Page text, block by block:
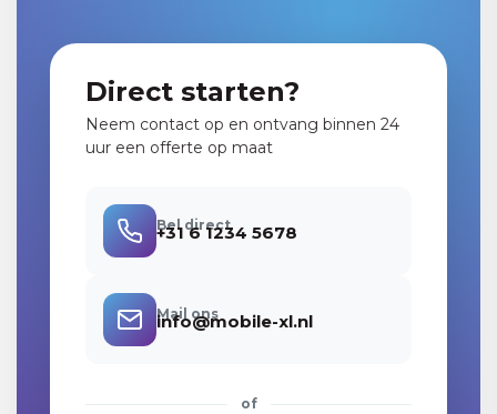
Direct starten?
Neem contact op en ontvang binnen 24
uur een offerte op maat
Bel direct
+31 6 1234 5678
Mail ons
info@mobile-xl.nl
of